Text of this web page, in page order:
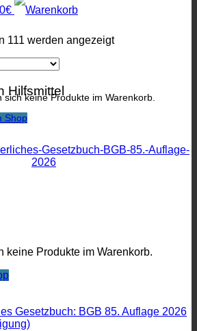
€
sich keine Produkte im Warenkorb.
Shop
keine Produkte im Warenkorb.
111 werden angezeigtNach
Hilfsmittel
Gesetzbuch: BGB 85. Auflage 2026